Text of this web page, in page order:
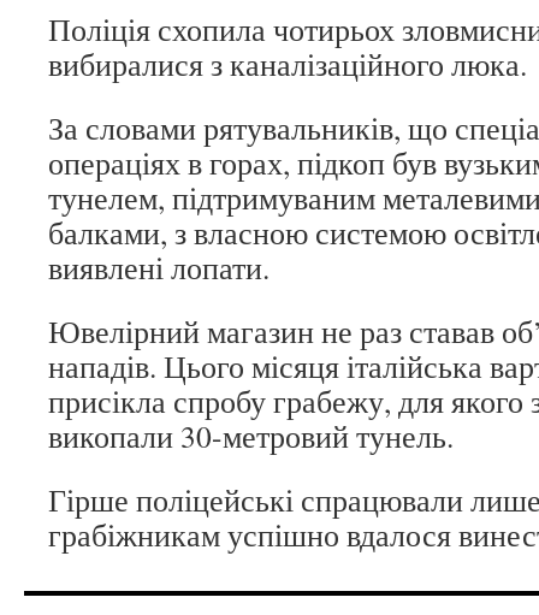
Поліція схопила чотирьох
вибиралися з каналізаційного люка.
За словами рятувальників, що
операціях в горах, підкоп був
тунелем, підтримуваним
балками, з власною системою
виявлені лопати.
Ювелірний магазин не раз ставав
нападів. Цього місяця італійська
присікла спробу грабежу, для якого
викопали 30-метровий тунель.
Гірше поліцейські спрацювали лише
грабіжникам успішно вдалося